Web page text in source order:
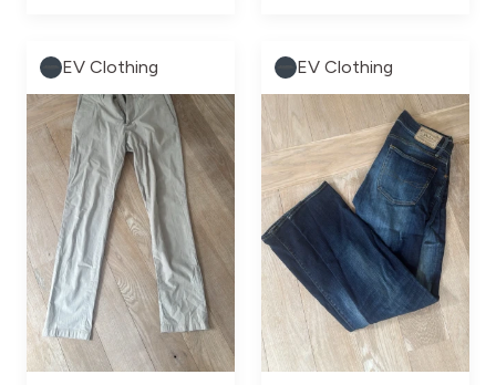
EV Clothing EV Clothing